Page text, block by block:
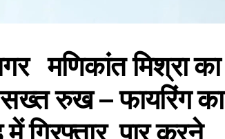
मणिकांत मिश्रा का
सख्त रुख – फायरिंग का
गिरफ्तार पार करने